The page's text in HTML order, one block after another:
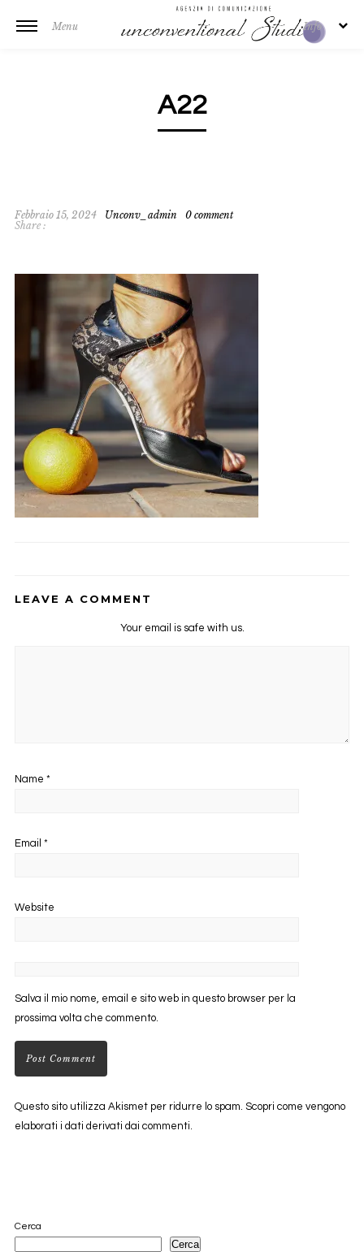
Menu Info
A22
Febbraio 15, 2024 Unconv_admin
0 comment
Share :
LEAVE A COMMENT
Your email is safe with us.
Name *
Email *
Website
Salva il mio nome, email e sito web in questo browser per la
prossima volta che commento.
Questo sito utilizza Akismet per ridurre lo spam. Scopri come vengono
elaborati i dati derivati dai commenti.
Cerca
Cerca